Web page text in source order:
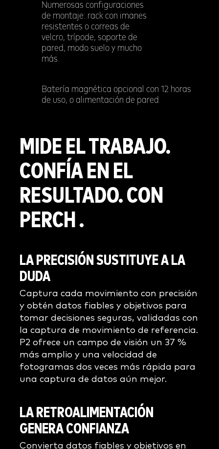
Numerosas configuraciones
de montaje: rack con imanes
resistentes o correas de
velcro, trípode, soporte de
pared, modo suelo y mucho
más.
Batería magnética opcional con 12 horas
de uso, o alimentación de pared
MIDE EL TRABAJO.
CONFÍA EN EL
RESULTADO. CON
PERCH .
LA PRECISIÓN SUSTITUYE A LA
DUDA
Captura cada movimiento con precisión
y obtén datos fiables y objetivos para
tomar decisiones seguras, validadas con
la captura de movimiento de referencia.
P2 ofrece un campo de visión un 37 %
más amplio y una velocidad de
fotogramas dos veces más rápida para
una captura de datos aún mejor.
LA RETROALIMENTACIÓN
GENERA CONFIANZA
Convierta datos fiables y objetivos en